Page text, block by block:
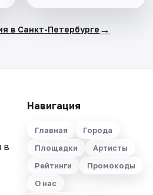
в Санкт-Петербурге →
в
Навигация
Главная
Города
Площадки
Артисты
Рейтинги
Промокоды
О нас